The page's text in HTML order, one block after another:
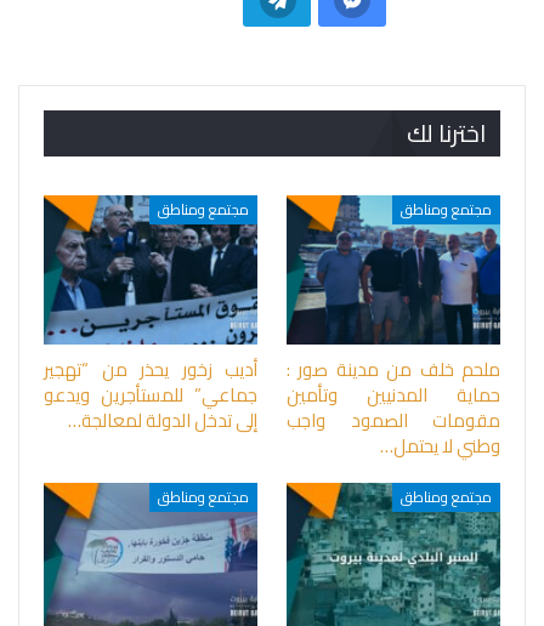
اخترنا لك
مجتمع ومناطق
ملحم خلف من مدينة صور :
حماية المدنيين وتأمين
مقومات الصمود واجب
وطني لا يحتمل…
مجتمع ومناطق
أديب زخور يحذر من “تهجير
جماعي” للمستأجرين ويدعو
إلى تدخل الدولة لمعالجة…
مجتمع ومناطق مجتمع ومناطق